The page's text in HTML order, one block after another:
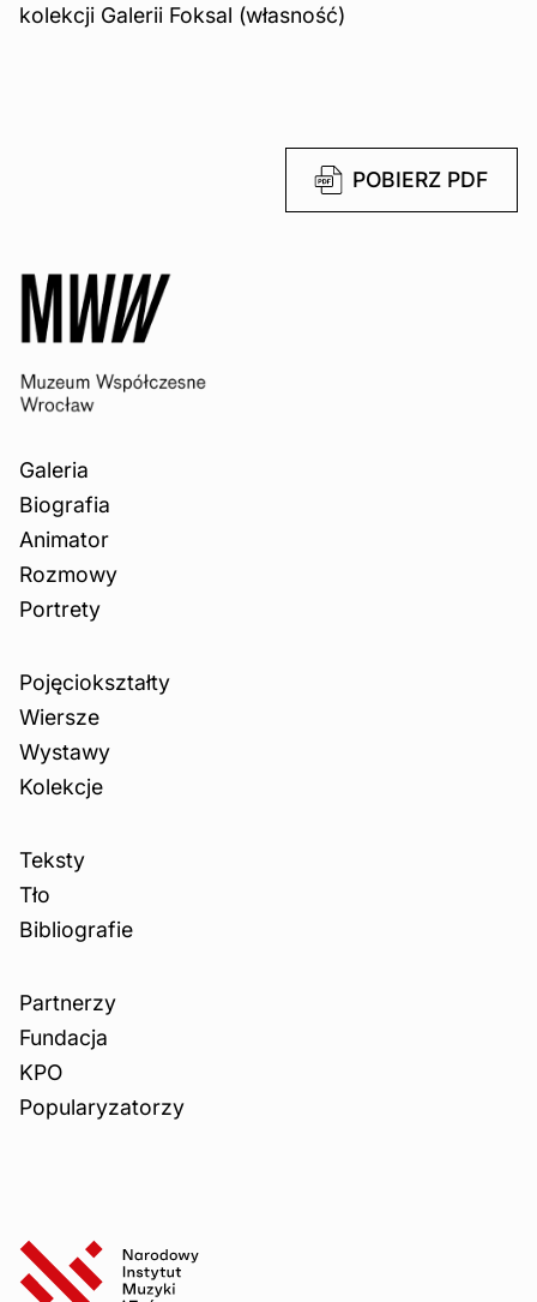
kolekcji Galerii Foksal (własność)
POBIERZ PDF
Galeria
Biografia
Animator
Rozmowy
Portrety
Pojęciokształty
Wiersze
Wystawy
Kolekcje
Teksty
Tło
Bibliografie
Partnerzy
Fundacja
KPO
Popularyzatorzy